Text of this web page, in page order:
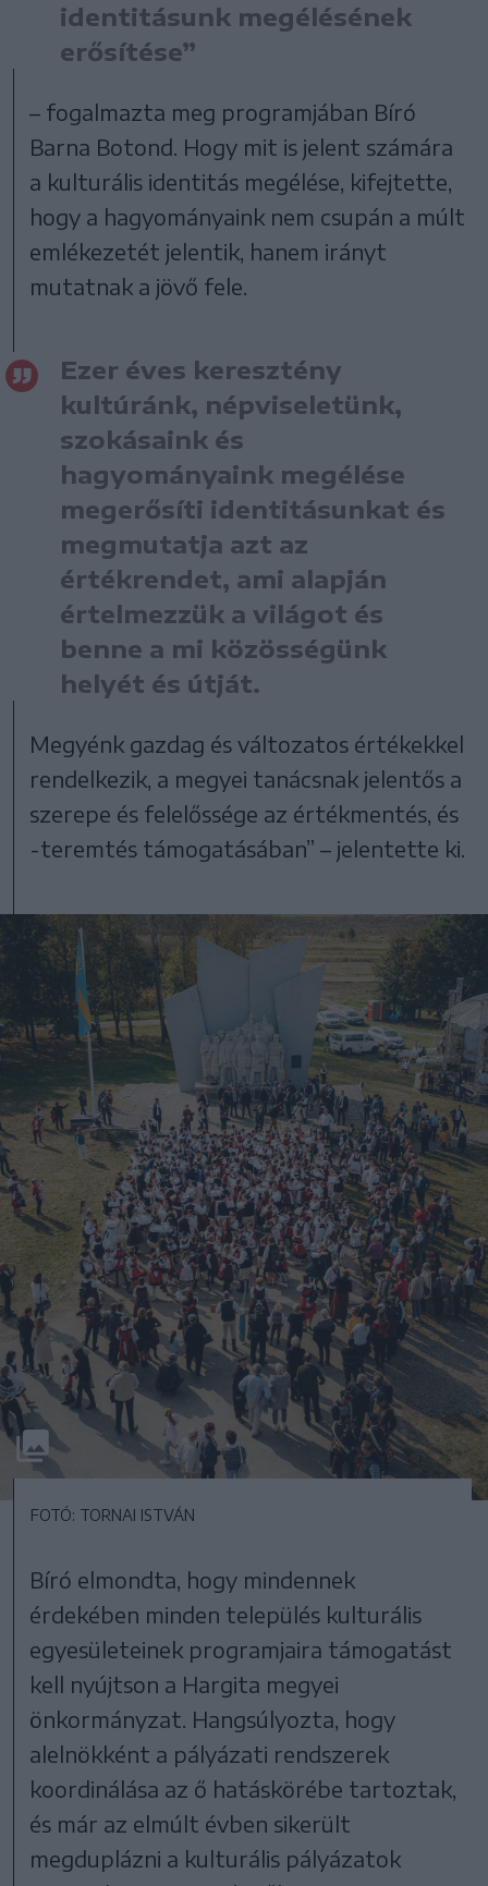
identitásunk megélésének
erősítése”
– fogalmazta meg programjában Bíró
Barna Botond. Hogy mit is jelent számára
a kulturális identitás megélése, kifejtette,
hogy a hagyományaink nem csupán a múlt
emlékezetét jelentik, hanem irányt
mutatnak a jövő fele.
Ezer éves keresztény
kultúránk, népviseletünk,
szokásaink és
hagyományaink megélése
megerősíti identitásunkat és
megmutatja azt az
értékrendet, ami alapján
értelmezzük a világot és
benne a mi közösségünk
helyét és útját.
Megyénk gazdag és változatos értékekkel
rendelkezik, a megyei tanácsnak jelentős a
szerepe és felelőssége az értékmentés, és
-teremtés támogatásában” – jelentette ki.
FOTÓ: TORNAI ISTVÁN
Bíró elmondta, hogy mindennek
érdekében minden település kulturális
egyesületeinek programjaira támogatást
kell nyújtson a Hargita megyei
önkormányzat. Hangsúlyozta, hogy
alelnökként a pályázati rendszerek
koordinálása az ő hatáskörébe tartoztak,
és már az elmúlt évben sikerült
megduplázni a kulturális pályázatok